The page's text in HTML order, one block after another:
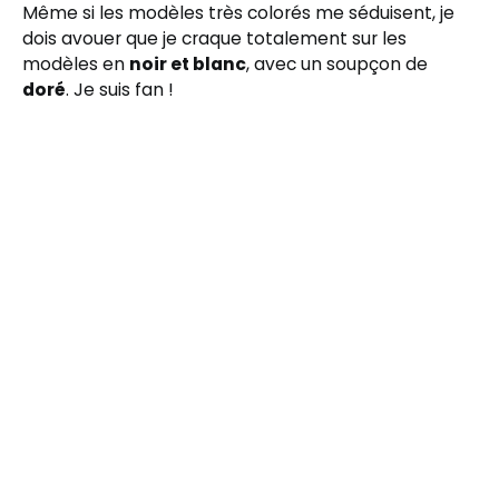
Même si les modèles très colorés me séduisent, je
dois avouer que je craque totalement sur les
modèles en noir et blanc, avec un soupçon de
doré. Je suis fan !